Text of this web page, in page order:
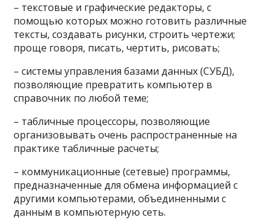
– текстовые и графические редакторы, с
помощью которых можно готовить различные
тексты, создавать рисунки, строить чертежи;
проще говоря, писать, чертить, рисовать;
– системы управления базами данных (СУБД),
позволяющие превратить компьютер в
справочник по любой теме;
– табличные процессоры, позволяющие
организовывать очень распространенные на
практике табличные расчеты;
– коммуникационные (сетевые) программы,
предназначенные для обмена информацией с
другими компьютерами, объединенными с
данным в компьютерную сеть.